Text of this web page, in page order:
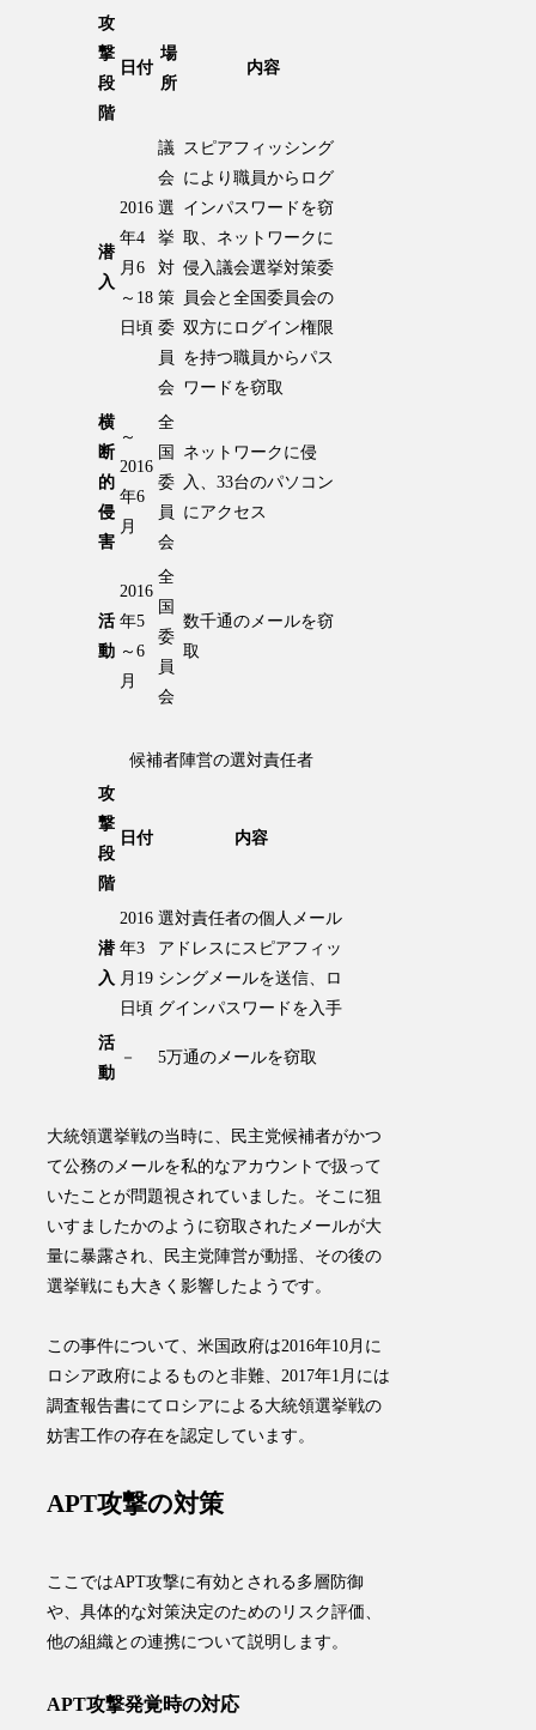
攻
撃
段
階
日付
場
所
内容
潜
入
2016
年4
月6
～18
日頃
議
会
選
挙
対
策
委
員
会
スピアフィッシング
により職員からログ
インパスワードを窃
取、ネットワークに
侵入議会選挙対策委
員会と全国委員会の
双方にログイン権限
を持つ職員からパス
ワードを窃取
横
断
的
侵
害
～
2016
年6
月
全
国
委
員
会
ネットワークに侵
入、33台のパソコン
にアクセス
活
動
2016
年5
～6
月
全
国
委
員
会
数千通のメールを窃
取
候補者陣営の選対責任者
攻
撃
段
階
日付 内容
潜
入
2016
年3
月19
日頃
選対責任者の個人メール
アドレスにスピアフィッ
シングメールを送信、ロ
グインパスワードを入手
活
動
－ 5万通のメールを窃取
大統領選挙戦の当時に、民主党候補者がかつ
て公務のメールを私的なアカウントで扱って
いたことが問題視されていました。そこに狙
いすましたかのように窃取されたメールが大
量に暴露され、民主党陣営が動揺、その後の
選挙戦にも大きく影響したようです。
この事件について、米国政府は2016年10月に
ロシア政府によるものと非難、2017年1月には
調査報告書にてロシアによる大統領選挙戦の
妨害工作の存在を認定しています。
APT攻撃の対策
ここではAPT攻撃に有効とされる多層防御
や、具体的な対策決定のためのリスク評価、
他の組織との連携について説明します。
APT攻撃発覚時の対応